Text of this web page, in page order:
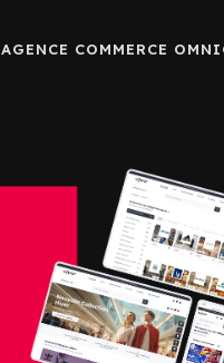
AGENCE COMMERCE